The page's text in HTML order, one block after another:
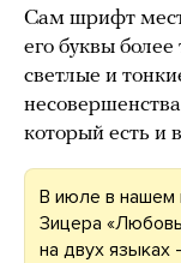
Сам шрифт
его буквы
светлые и
который есть и
В июле в нашем
Зицера
на двух языках